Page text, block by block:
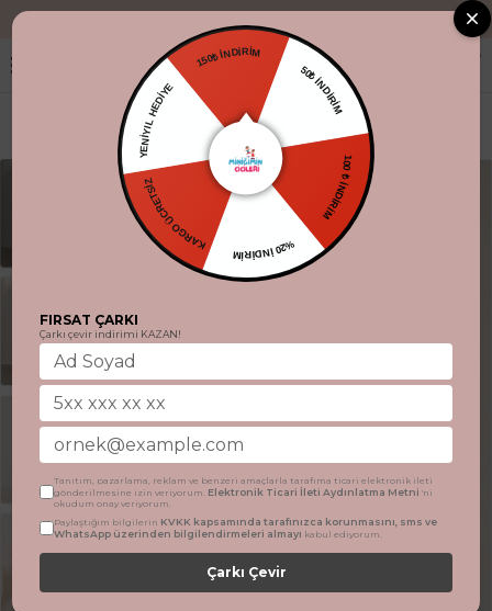
"Aynı gün
150₺ İNDİRİM
50₺ İNDİRİM
100 ₺ İNDİRİM
%20 İNDİRİM
KARGO ÜCRETSİZ
YENİYIL HEDİYE
FIRSAT ÇARKI
Çarkı çevir indirimi KAZAN!
Tanıtım, pazarlama, reklam ve benzeri amaçlarla tarafıma ticari elektronik ileti
gönderilmesine izin veriyorum. Elektronik Ticari İleti Aydınlatma Metni 'ni
okudum onay veriyorum.
Paylaştığım bilgilerin KVKK kapsamında tarafınızca korunmasını, sms ve
WhatsApp üzerinden bilgilendirmeleri almayı kabul ediyorum.
Çarkı Çevir